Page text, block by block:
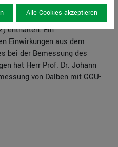
dieser Neuentwicklung sind
enthalten. Ein
Einwirkungen aus dem
bei der Bemessung des
hat Herr Prof. Dr. Johann
von Dalben mit GGU-
Alle Cookies akzeptieren